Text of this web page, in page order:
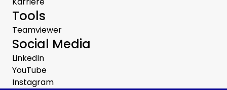
Tools
Teamviewer
Social Media
LinkedIn
YouTube
Instagram